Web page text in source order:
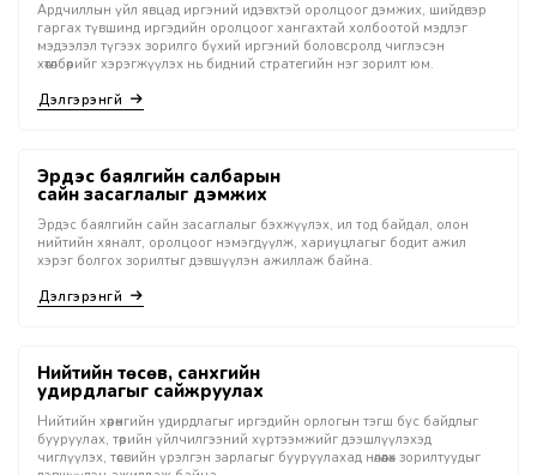
Ардчиллын үйл явцад иргэний идэвхтэй оролцоог дэмжих, шийдвэр
гаргах түвшинд иргэдийн оролцоог хангахтай холбоотой мэдлэг
мэдээлэл түгээх зорилго бүхий иргэний боловсролд чиглэсэн
хөтөлбөрийг хэрэгжүүлэх нь бидний стратегийн нэг зорилт юм.
Дэлгэрэнгүй
Эрдэс баялгийн салбарын
сайн засаглалыг дэмжих
Эрдэс баялгийн сайн засаглалыг бэхжүүлэх, ил тод байдал, олон
нийтийн хяналт, оролцоог нэмэгдүүлж, хариуцлагыг бодит ажил
хэрэг болгох зорилтыг дэвшүүлэн ажиллаж байна.
Дэлгэрэнгүй
Нийтийн төсөв, санхүүгийн
удирдлагыг сайжруулах
Нийтийн хөрөнгийн удирдлагыг иргэдийн орлогын тэгш бус байдлыг
бууруулах, төрийн үйлчилгээний хүртээмжийг дээшлүүлэхэд
чиглүүлэх, төсвийн үрэлгэн зарлагыг бууруулахад нөлөөлөх зорилтуудыг